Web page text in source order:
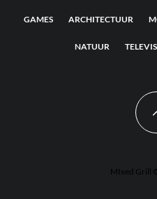
GAMES ARCHITECTUUR
NATUUR
MIxed Grill